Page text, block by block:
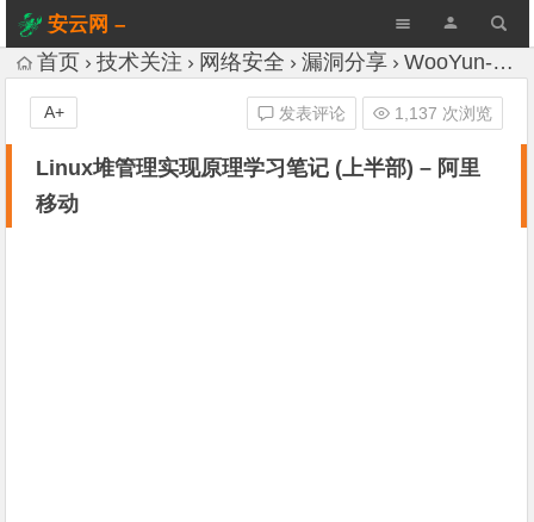
安云网 –
AnYun.ORG
首页 技术关注 网络安全 漏洞分享 WooYun-Drops
Linux堆管理实现原理学习笔记 (上半部) – 阿里
移动
发表评论 1,137 次浏览
A+